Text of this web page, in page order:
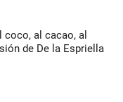
coco, al cacao, al
de De la Espriella